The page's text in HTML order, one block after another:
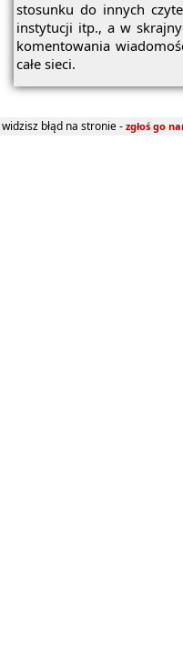
stosunku do innych
instytucji itp., a w
komentowania
całe sieci.
widzisz błąd na stronie - zgłoś go